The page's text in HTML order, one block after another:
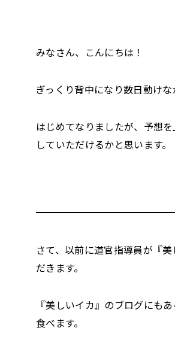
みなさん、こんにちは！
ぎっくり背中になり数日動けな
はじめてなりましたが、予想
していただけるかと思います。
さて、以前に道官指導員が『
だきます。
『美しいイカ』のブログにも
食べます。